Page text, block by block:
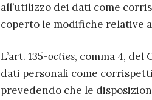
all’utilizzo dei dati come
coperto le modifiche relative
L’art. 135-octies, comma 4, del
dati personali come
prevedendo che le